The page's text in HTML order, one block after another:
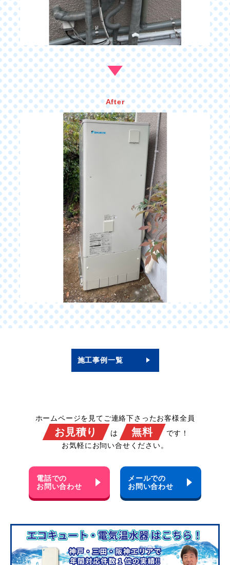
After
施工事例一覧
ホームページを見てご連絡下さったお客様全員
お見積り は 無料
です！
お気軽にお問い合せください。
電話での
お問い合わせ
メールでの
お問い合わせ